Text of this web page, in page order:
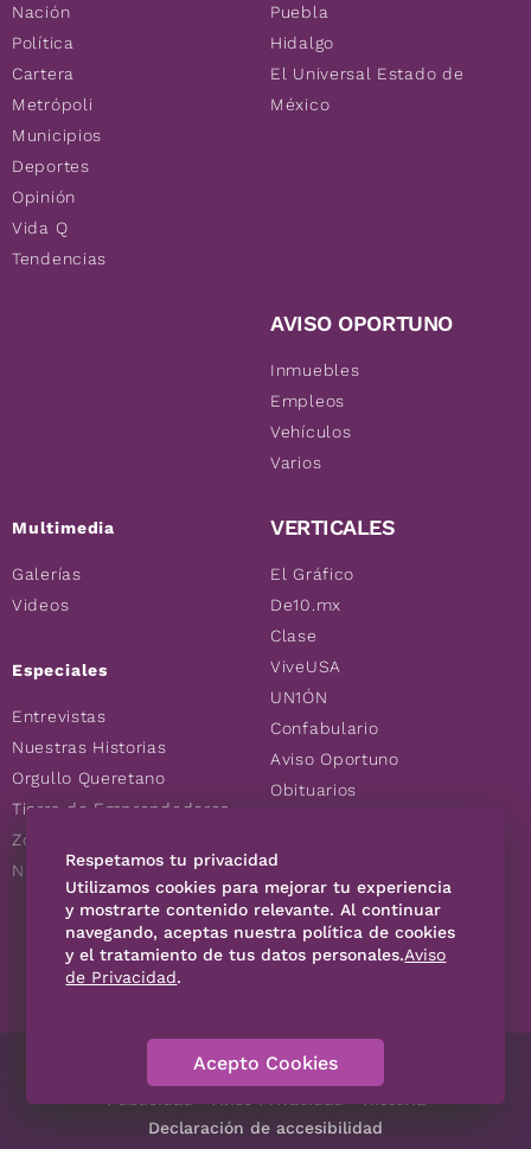
Nación
Política
Cartera
Metrópoli
Municipios
Deportes
Opinión
Vida Q
Tendencias
Multimedia
Galerías
Videos
Especiales
Entrevistas
Nuestras Historias
Orgullo Queretano
Tierra de Emprendedores
Zoociales
Nuevos Queretanos
Puebla
Hidalgo
El Universal Estado de
México
AVISO OPORTUNO
Inmuebles
Empleos
Vehículos
Varios
VERTICALES
El Gráfico
De10.mx
Clase
ViveUSA
UN1ÓN
Confabulario
Aviso Oportuno
Obituarios
Consultas
SÍGUENOS
Contáctanos Código de Ética
Declaración de accesibilidad
Respetamos tu privacidad
Utilizamos cookies para mejorar tu experiencia
y mostrarte contenido relevante. Al continuar
navegando, aceptas nuestra política de cookies
y el tratamiento de tus datos personales.Aviso
de Privacidad.
Acepto Cookies